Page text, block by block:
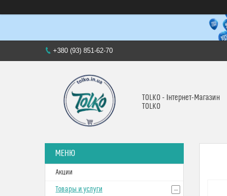
+380 (93) 851-62-70
TOLKO - Інтернет-Магазин
TOLKO
Акции
Товары и услуги